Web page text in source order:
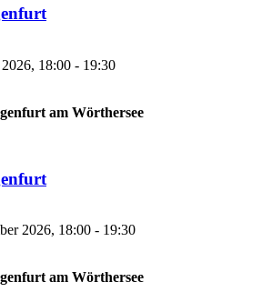
18:00 - 19:30
am Wörthersee
2026, 18:00 - 19:30
am Wörthersee